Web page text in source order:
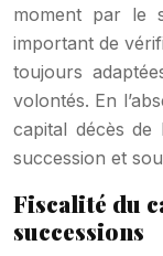
moment par le
important de
toujours
volontés. En
capital décès de
succession et
Fiscalité du
successions